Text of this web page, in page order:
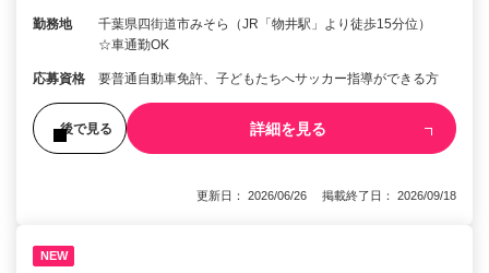
勤務地
千葉県四街道市みそら（JR「物井駅」より徒歩15分位）
☆車通勤OK
応募資格 要普通自動車免許、子どもたちへサッカー指導ができる方
後で見る 詳細を見る
更新日： 2026/06/26 掲載終了日： 2026/09/18
NEW